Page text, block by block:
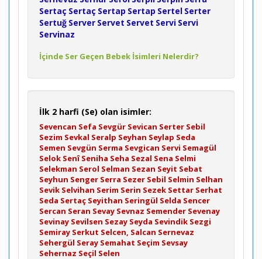
Sertaç Sertaç Sertap Sertap Sertel Serter
Sertuğ Server Servet Servet Servi Servi
Servinaz
İçinde Ser Geçen Bebek İsimleri Nelerdir?
İlk 2 harfi (Se) olan isimler:
Sevencan Sefa Sevgür Sevican Serter Sebil
Sezim Sevkal Seralp Seyhan Seylap Seda
Semen Sevgün Serma Sevgican Servi Semagül
Selok Senî Seniha Seha Sezal Sena Selmi
Selekman Serol Selman Sezan Seyit Sebat
Seyhun Senger Serra Sezer Sebil Selmin Selhan
Sevik Selvihan Serim Serin Sezek Settar Serhat
Seda Sertaç Seyithan Seringül Selda Sencer
Sercan Seran Sevay Sevnaz Semender Sevenay
Sevinay Sevilsen Sezay Seyda Sevindik Sezgi
Semiray Serkut Selcen, Salcan Sernevaz
Sehergül Seray Semahat Seçim Sevsay
Sehernaz Seçil Selen